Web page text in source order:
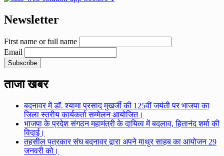
Newsletter
First name or full name
Email
ताजा खबर
बदनावर में डॉ. श्यामा प्रसाद मुखर्जी की 125वीं जयंती पर भाजपा का
जिला स्तरीय कार्यकर्ता सम्मेलन आयोजित।
भाजपा के प्रदेश संगठन महामंत्री के दायित्व में बदलाव, हितानंद शर्मा की
विदाई।
तहसील पत्रकार संघ बदनावर द्वारा अपने माथुर साहब का आयोजन 29
जनवरी को।